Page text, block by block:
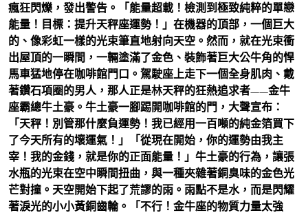
瘋狂閃爍，發出警告。「能量超載！檢測到極致純粹的單戀
能量！目標：提升天秤座運勢！」在機器的頂部，一個巨大
的、像彩虹一樣的光束筆直地射向天空。然而，就在光束衝
出屋頂的一瞬間，一輛塗滿了金色、裝飾著巨大公牛角的悍
馬車猛地停在咖啡館門口。駕駛座上走下一個全身肌肉、戴
著鑽石項圈的男人，那人正是林天秤的狂熱追求者——金牛
座霸總牛土豪。牛土豪一腳踢開咖啡館的門，大聲宣布：
「天秤！別管那什麼負運勢！我已經用一百噸的純金箔買下
了今天所有的壞運氣！」「從現在開始，你的運勢由我主
宰！我的金錢，就是你的正面能量！」牛土豪的行為，讓張
水瓶的光束在空中瞬間扭曲，與一種夾雜著銅臭味的金色光
芒對撞。天空開始下起了荒謬的雨。雨點不是水，而是閃耀
著淚光的小小黃銅齒輪。「不行！金牛座的物質力量太強